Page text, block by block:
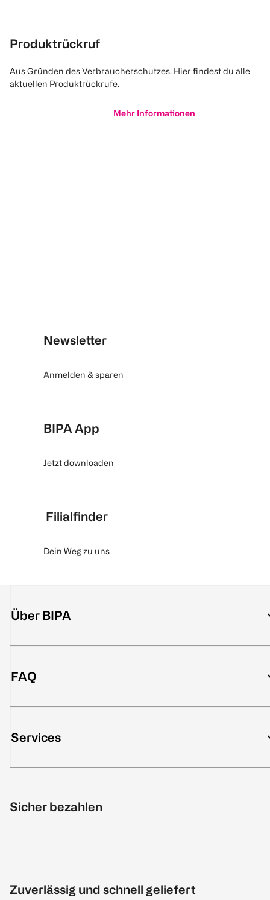
Produktrückruf
Aus Gründen des Verbraucherschutzes. Hier findest du alle
aktuellen Produktrückrufe.
Mehr Informationen
Newsletter
Anmelden & sparen
BIPA App
Jetzt downloaden
Filialfinder
Dein Weg zu uns
Über BIPA
FAQ
Services
Sicher bezahlen
Zuverlässig und schnell geliefert